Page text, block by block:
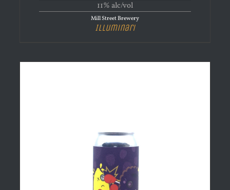
11% alc/vol
Mill Street Brewery
Illuminari